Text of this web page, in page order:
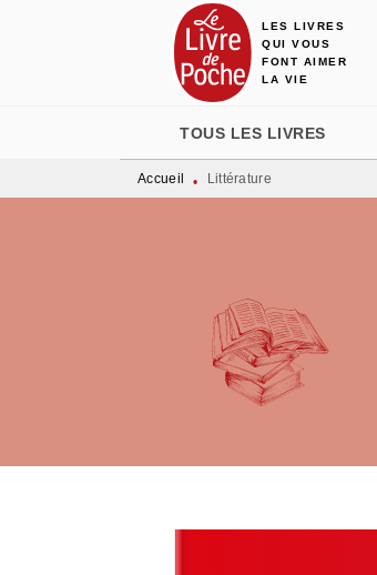
MENU RECHERCHE
LES LIVRES
QUI VOUS
FONT AIMER
LA VIE
TOUS LES LIVRES
Accueil • Littérature